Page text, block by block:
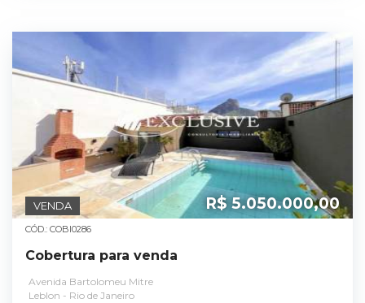
VENDA R$ 5.050.000,00
CÓD.: COBI0286
Cobertura para venda
Avenida Bartolomeu Mitre
Leblon - Rio de Janeiro